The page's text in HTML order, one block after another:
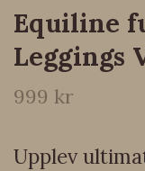
Equiline
Leggings
999 kr
Upplev